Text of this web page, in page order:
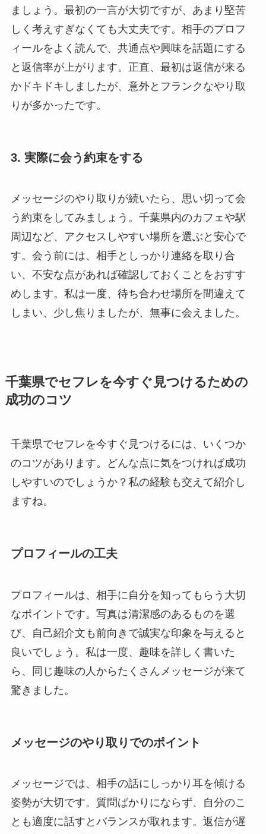
ましょう。最初の一言が大切ですが、あまり堅苦
しく考えすぎなくても大丈夫です。相手のプロフ
ィールをよく読んで、共通点や興味を話題にする
と返信率が上がります。正直、最初は返信が来る
かドキドキしましたが、意外とフランクなやり取
りが多かったです。
3. 実際に会う約束をする
メッセージのやり取りが続いたら、思い切って会
う約束をしてみましょう。千葉県内のカフェや駅
周辺など、アクセスしやすい場所を選ぶと安心で
す。会う前には、相手としっかり連絡を取り合
い、不安な点があれば確認しておくことをおすす
めします。私は一度、待ち合わせ場所を間違えて
しまい、少し焦りましたが、無事に会えました。
千葉県でセフレを今すぐ見つけるための
成功のコツ
千葉県でセフレを今すぐ見つけるには、いくつか
のコツがあります。どんな点に気をつければ成功
しやすいのでしょうか？私の経験も交えて紹介し
ますね。
プロフィールの工夫
プロフィールは、相手に自分を知ってもらう大切
なポイントです。写真は清潔感のあるものを選
び、自己紹介文も前向きで誠実な印象を与えると
良いでしょう。私は一度、趣味を詳しく書いた
ら、同じ趣味の人からたくさんメッセージが来て
驚きました。
メッセージのやり取りでのポイント
メッセージでは、相手の話にしっかり耳を傾ける
姿勢が大切です。質問ばかりにならず、自分のこ
とも適度に話すとバランスが取れます。返信が遅